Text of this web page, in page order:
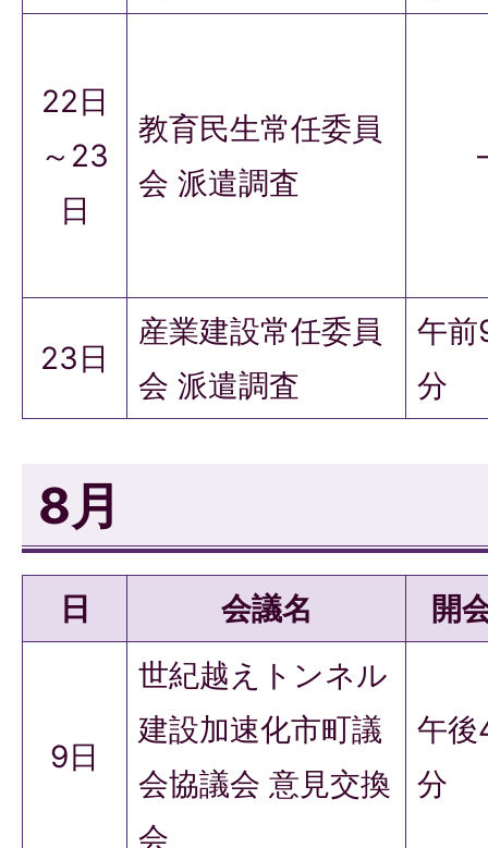
22日
～23
日
教育民生常任委員
会 派遣調査
23日
産業建設常任委員
会 派遣調査
午
分
8月
日 会議名 開
9日
世紀越えトンネル
建設加速化市町議
会協議会 意見交換
会
午
分